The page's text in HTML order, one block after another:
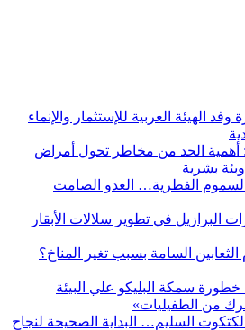
وفد الهيئة العربية للإستثمار والإنماء
أهمية الحد من مخاطر تحول أمراض
بشرية
الفطرية… العدو الصامت
البرازيل في تطوير سلالات الأبقار
السامة بسبب تغير المناخ؟
سمكة البليكو علي البيئة
من الطفيليات»
السليم… البداية الصحيحة لنجاح